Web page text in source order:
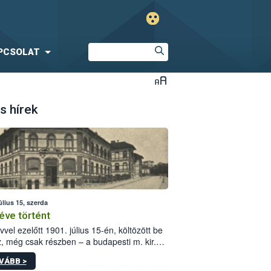
hírek
15, szerda
történt
ezelőtt 1901. július 15-én, költözött be
még csak részben – a budapesti m. kir.
állomás a Kis Rókus utca
alatti, Czigler Győző által tervezett új
>